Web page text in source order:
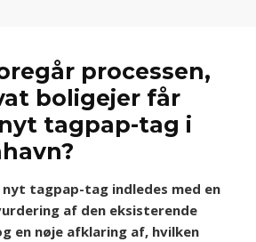
processen,
boligejer får
tagpap-tag i
tagpap-tag indledes med en
af den eksisterende
en nøje afklaring af, hvilken